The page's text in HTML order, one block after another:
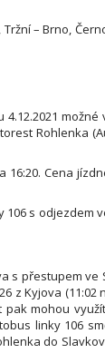
– Brno,
možné
Rohlenka
16:20. Cena
s odjezdem
s přestupem ve
z Kyjova (11:02
mohou
linky 106
do